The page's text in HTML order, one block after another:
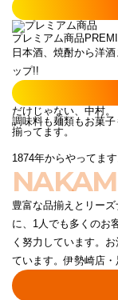
プレミアム商品
日本酒、焼酎から洋
ップ!!
だけじゃない、中村。
調味料も麺類もお菓子
揃ってます。
1874年からやってます
豊富な品揃えとリー
に、1人でも多くのお
く努力しています。
ています。伊勢崎店・